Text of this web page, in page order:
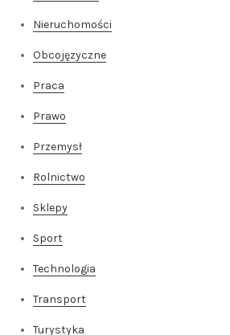
Nieruchomości
Obcojęzyczne
Praca
Prawo
Przemysł
Rolnictwo
Sklepy
Sport
Technologia
Transport
Turystyka